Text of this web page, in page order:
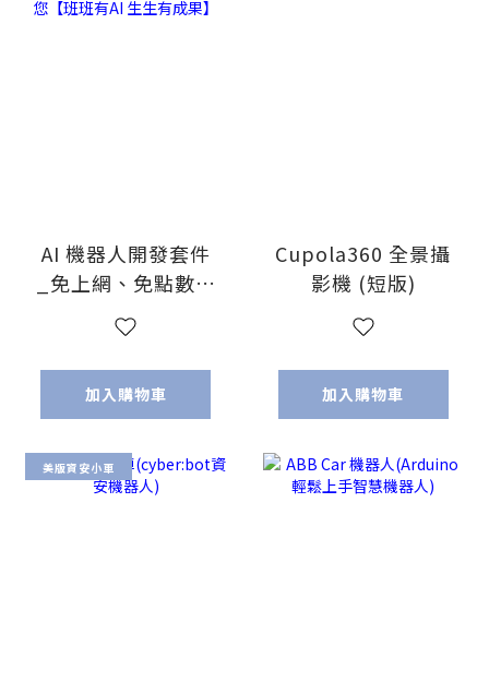
AI 機器人開發套件
_免上網、免點數、
開機即見效 讓您
【班班有AI 生生有
成果】
加入購物車
Cupola360 全景攝
影機 (短版)
加入購物車
美版資安小車